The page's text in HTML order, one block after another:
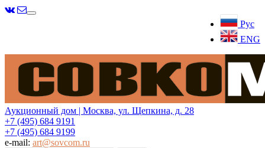
Рус
ENG
Меню
Аукционный дом | Москва, ул. Щепкина, д. 28
+7 (495) 684 9191
+7 (495) 684 9199
e-mail: art@sovcom.ru